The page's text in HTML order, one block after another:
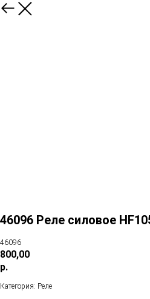
46096 Реле силовое
46096
800,00
р.
Категория: Реле